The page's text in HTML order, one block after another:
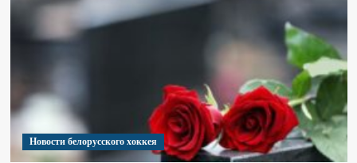
Новости белорусского хоккея